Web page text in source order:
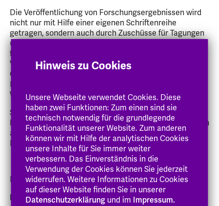
Die Veröffentlichung von Forschungsergebnissen wird
nicht nur mit Hilfe einer eigenen Schriftenreihe
getragen, sondern auch durch Zuschüsse für Tagungen
und Publikationsvorhaben. Das Forschungszentrum
fördert die rege Forschungskultur durch regelmäßige
Veranstaltungen. Deren Ergebnisse macht es durch
Öffentlichkeits- und Netzwerkarbeit auch anderen
Hochschulen sowie städtischen und freien Trägern der
Wohlfahrt in der Region und darüber hinaus bekannt.
Studierende können sich an Forschungsvorhaben
beteiligen, sowohl in Lehr- und Lernforschungsprojekten
als auch als studentische Hilfskräfte in
Forschungsprojekten.
Kontaktieren Sie uns gerne!
Miriam Eicke
Hinweis zu Cookies
Unsere Webseite verwendet Cookies. Diese
haben zwei Funktionen: Zum einen sind sie
technisch notwendig für die grundlegende
Funktionalität unserer Website. Zum anderen
können wir mit Hilfe der analytischen Cookies
unsere Inhalte für Sie immer weiter
verbessern. Das Einverständnis in die
Verwendung der Cookies können Sie jederzeit
widerrufen. Weitere Informationen zu Cookies
auf dieser Website finden Sie in unserer
Datenschutzerklärung und im Impressum.